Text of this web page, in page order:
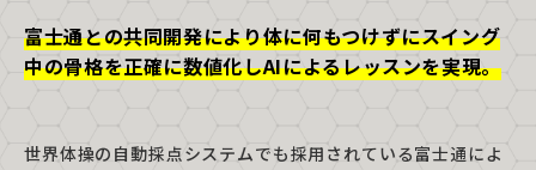
富士通との共同開発により体に何もつけずにスイング
中の骨格を正確に数値化しAIによるレッスンを実現。
世界体操の自動採点システムでも採用されている富士通によ